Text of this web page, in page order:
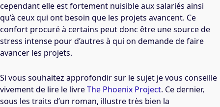
cependant elle est fortement nuisible aux salariés ainsi
qu’à ceux qui ont besoin que les projets avancent. Ce
confort procuré à certains peut donc être une source de
stress intense pour d’autres à qui on demande de faire
avancer les projets.
Si vous souhaitez approfondir sur le sujet je vous conseille
vivement de lire le livreThe Phoenix Project. Ce dernier,
sous les traits d’un roman, illustre très bien la